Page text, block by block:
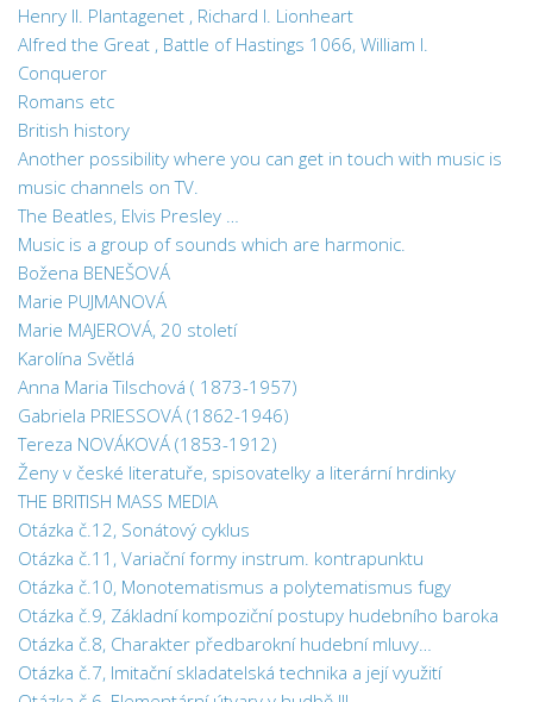
Henry II. Plantagenet , Richard I. Lionheart
Alfred the Great , Battle of Hastings 1066, William I.
Conqueror
Romans etc
British history
Another possibility where you can get in touch with music is
music channels on TV.
The Beatles, Elvis Presley …
Music is a group of sounds which are harmonic.
Božena BENEŠOVÁ
Marie PUJMANOVÁ
Marie MAJEROVÁ, 20 století
Karolína Světlá
Anna Maria Tilschová ( 1873-1957)
Gabriela PRIESSOVÁ (1862-1946)
Tereza NOVÁKOVÁ (1853-1912)
Ženy v české literatuře, spisovatelky a literární hrdinky
THE BRITISH MASS MEDIA
Otázka č.12, Sonátový cyklus
Otázka č.11, Variační formy instrum. kontrapunktu
Otázka č.10, Monotematismus a polytematismus fugy
Otázka č.9, Základní kompoziční postupy hudebního baroka
Otázka č.8, Charakter předbarokní hudební mluvy…
Otázka č.7, Imitační skladatelská technika a její využití